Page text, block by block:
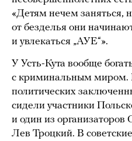
«Детям нечем заняться,
от безделья они
и увлекаться „АУЕ“».
У Усть-Кута вообще
с криминальным миром.
политических
сидели участники
и один из
Лев Троцкий. В